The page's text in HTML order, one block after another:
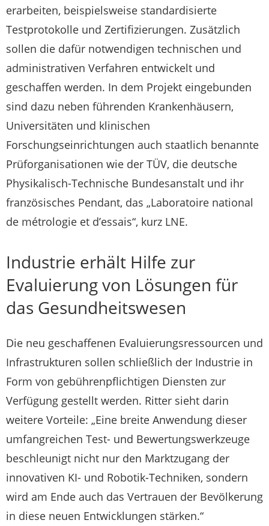
erarbeiten, beispielsweise standardisierte
Testprotokolle und Zertifizierungen. Zusätzlich
sollen die dafür notwendigen technischen und
administrativen Verfahren entwickelt und
geschaffen werden. In dem Projekt eingebunden
sind dazu neben führenden Krankenhäusern,
Universitäten und klinischen
Forschungseinrichtungen auch staatlich benannte
Prüforganisationen wie der TÜV, die deutsche
Physikalisch-Technische Bundesanstalt und ihr
französisches Pendant, das „Laboratoire national
de métrologie et d’essais“, kurz LNE.
Industrie erhält Hilfe zur
Evaluierung von Lösungen für
das Gesundheitswesen
Die neu geschaffenen Evaluierungsressourcen und
Infrastrukturen sollen schließlich der Industrie in
Form von gebührenpflichtigen Diensten zur
Verfügung gestellt werden. Ritter sieht darin
weitere Vorteile: „Eine breite Anwendung dieser
umfangreichen Test- und Bewertungswerkzeuge
beschleunigt nicht nur den Marktzugang der
innovativen KI- und Robotik-Techniken, sondern
wird am Ende auch das Vertrauen der Bevölkerung
in diese neuen Entwicklungen stärken.“